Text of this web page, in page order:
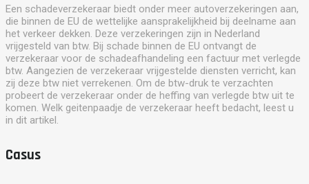
Een schadeverzekeraar biedt onder meer autoverzekeringen aan,
die binnen de EU de wettelijke aansprakelijkheid bij deelname aan
het verkeer dekken. Deze verzekeringen zijn in Nederland
vrijgesteld van btw. Bij schade binnen de EU ontvangt de
verzekeraar voor de schadeafhandeling een factuur met verlegde
btw. Aangezien de verzekeraar vrijgestelde diensten verricht, kan
zij deze btw niet verrekenen. Om de btw-druk te verzachten
probeert de verzekeraar onder de heffing van verlegde btw uit te
komen. Welk geitenpaadje de verzekeraar heeft bedacht, leest u
in dit artikel.
Casus